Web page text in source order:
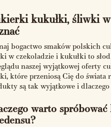
kukułki, śliwki
bogactwo smaków polskich
w czekoladzie i kukułki to
naszej wyjątkowej oferty
które przeniosą Cię do
są tak wyjątkowe i dlaczego
warto